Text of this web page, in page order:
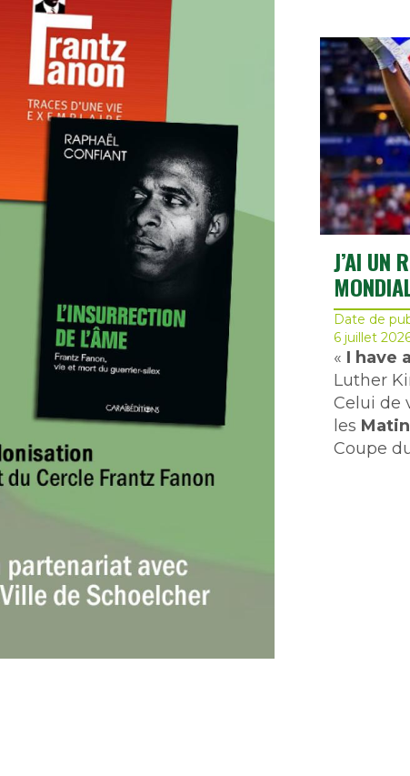
J’AI UN
Date de
6 juillet
« I have
Luther
Celui de
les
Coupe